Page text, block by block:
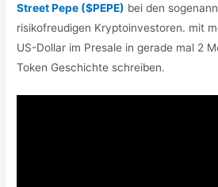
Street Pepe ($PEPE) bei den
risikofreudigen Kryptoinvestoren. mit
US-Dollar im Presale in gerade mal 2
Token Geschichte schreiben.